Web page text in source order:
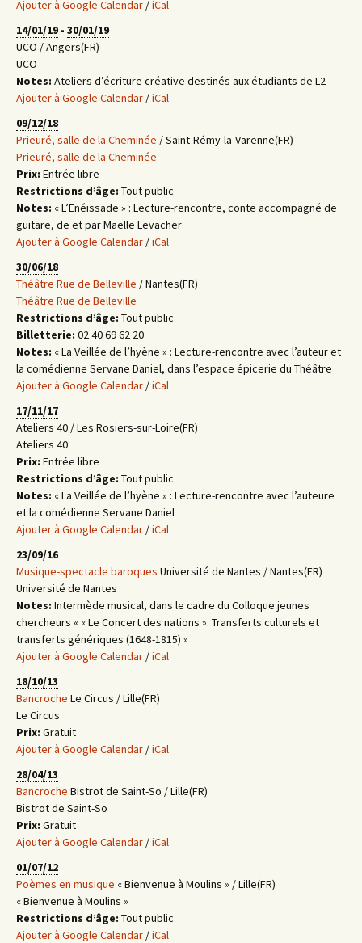
Ajouter à Google Calendar /iCal
14/01/19 - 30/01/19
UCO / Angers(FR)
UCO
Notes: Ateliers d’écriture créative destinés aux étudiants de L2
Ajouter à Google Calendar /iCal
09/12/18
Prieuré, salle de la Cheminée / Saint-Rémy-la-Varenne(FR)
Prieuré, salle de la Cheminée
Prix: Entrée libre
Restrictions d’âge: Tout public
Notes: « L’Enéissade » : Lecture-rencontre, conte accompagné de
guitare, de et par Maëlle Levacher
Ajouter à Google Calendar /iCal
30/06/18
Théâtre Rue de Belleville / Nantes(FR)
Théâtre Rue de Belleville
Restrictions d’âge: Tout public
Billetterie: 02 40 69 62 20
Notes: « La Veillée de l’hyène » : Lecture-rencontre avec l’auteur et
la comédienne Servane Daniel, dans l’espace épicerie du Théâtre
Ajouter à Google Calendar /iCal
17/11/17
Ateliers 40 / Les Rosiers-sur-Loire(FR)
Ateliers 40
Prix: Entrée libre
Restrictions d’âge: Tout public
Notes: « La Veillée de l’hyène » : Lecture-rencontre avec l’auteure
et la comédienne Servane Daniel
Ajouter à Google Calendar /iCal
23/09/16
Musique-spectacle baroques Université de Nantes / Nantes(FR)
Université de Nantes
Notes: Intermède musical, dans le cadre du Colloque jeunes
chercheurs « « Le Concert des nations ». Transferts culturels et
transferts génériques (1648-1815) »
Ajouter à Google Calendar /iCal
18/10/13
Bancroche Le Circus / Lille(FR)
Le Circus
Prix: Gratuit
Ajouter à Google Calendar /iCal
28/04/13
Bancroche Bistrot de Saint-So / Lille(FR)
Bistrot de Saint-So
Prix: Gratuit
Ajouter à Google Calendar /iCal
01/07/12
Poèmes en musique « Bienvenue à Moulins » / Lille(FR)
« Bienvenue à Moulins »
Restrictions d’âge: Tout public
Ajouter à Google Calendar /iCal